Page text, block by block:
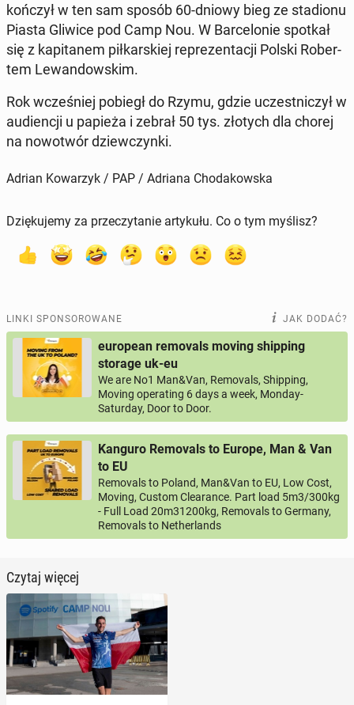
koń­czył w ten sam sposób 60-dniowy bieg ze sta­dio­nu
Piasta Gliwice pod Camp Nou. W Bar­ce­lo­nie spotkał
się z ka­pi­ta­nem pił­kar­skiej re­pre­zen­ta­cji Polski Ro­ber­
tem Le­wan­dow­skim.
Rok wcze­śniej pobiegł do Rzymu, gdzie uczest­ni­czył w
au­dien­cji u papieża i zebrał 50 tys. złotych dla chorej
na no­wo­twór dziew­czyn­ki.
Adrian Kowarzyk / PAP / Adriana Chodakowska
Dziękujemy za przeczytanie artykułu. Co o tym myślisz?
LINKI SPONSOROWANE JAK DODAĆ?
european removals moving shipping
storage uk-eu
We are No1 Man&Van, Removals, Shipping,
Moving operating 6 days a week, Monday-
Saturday, Door to Door.
Kanguro Removals to Europe, Man & Van
to EU
Removals to Poland, Man&Van to EU, Low Cost,
Moving, Custom Clearance. Part load 5m3/300kg
- Full Load 20m31200kg, Removals to Germany,
Removals to Netherlands
Czytaj więcej